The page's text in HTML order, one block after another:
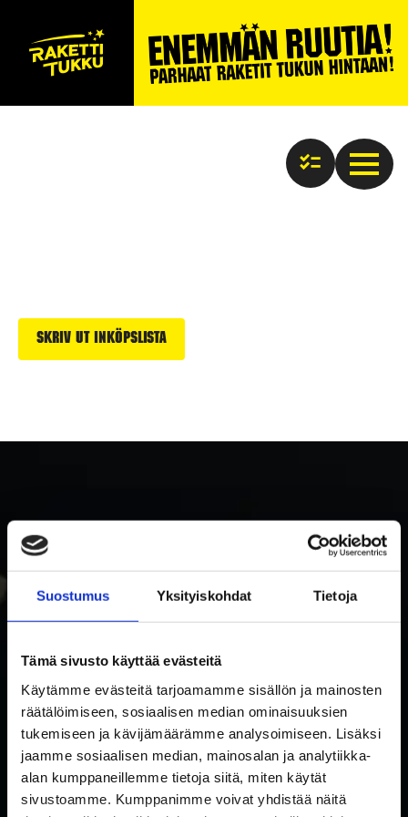
Suostumus Yksityiskohdat Tietoja
Tämä sivusto käyttää evästeitä
Käytämme evästeitä tarjoamamme sisällön ja mainosten
räätälöimiseen, sosiaalisen median ominaisuuksien
tukemiseen ja kävijämäärämme analysoimiseen. Lisäksi
jaamme sosiaalisen median, mainosalan ja analytiikka-
alan kumppaneillemme tietoja siitä, miten käytät
sivustoamme. Kumppanimme voivat yhdistää näitä
Skriv ut inköpslista
PRENUMERERA PÅ RAKETTITUKKU
NYHETSBREV
Prenumerera på nyhetsbrevet och få information om nyheter
och erbjudanden först!
Dataskyddpolicy
I accept the use of my data in accordance with the
Dataskyddpolicy.. *